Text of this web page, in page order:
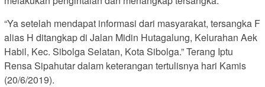
“Ya setelah mendapat informasi dari masyarakat, tersangka F
alias H ditangkap di Jalan Midin Hutagalung, Kelurahan Aek
Habil, Kec. Sibolga Selatan, Kota Sibolga.” Terang Iptu
Rensa Sipahutar dalam keterangan tertulisnya hari Kamis
(20/6/2019).